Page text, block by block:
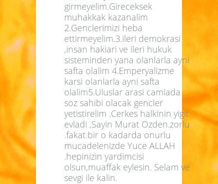
girmeyelim.Gireceksek
muhakkak kazanalim
2.Genclerimizi heba
ettirmeyelim.3.ileri demokrasi
,insan hakiari ve ileri hukuk
sisteminden yana olanlarla ayni
safta olalim 4.Emperyalizme
karsi olanlarla ayni safta
olalim5.Uluslar arasi camiada
soz sahibi olacak gencler
yetistirelim .Cerkes halkinin yigit
evladi ,Sayin Murat Ozden.zorlu
.fakat.bir o kadarda onurlu
mucadelenizde Yuce ALLAH
.hepinizin yardimcisi
olsun,muaffak eylesin. Selam ve
sevgi ile kalin.